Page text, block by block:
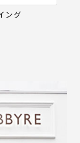
ング